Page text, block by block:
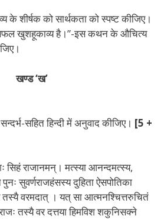
के शीर्षक को सार्थकता को स्पष्टकीजिए।
खुशहूकाव्य है।”-इस कथन केऔचित्य
खण्ड ‘ख’
सहित हिन्दी में अनुवाद कीजिए। [5 +
सिहं राजानमन्। मत्स्याआनन्दमत्स्य,
सुवर्णराजहंसस्य दुहिता ऐसपोतिका
वरमदात् । यत् सा आत्मनश्चित्तरुचितं
तस्यै वर दत्तया हिमविश शकुनिसक्ने